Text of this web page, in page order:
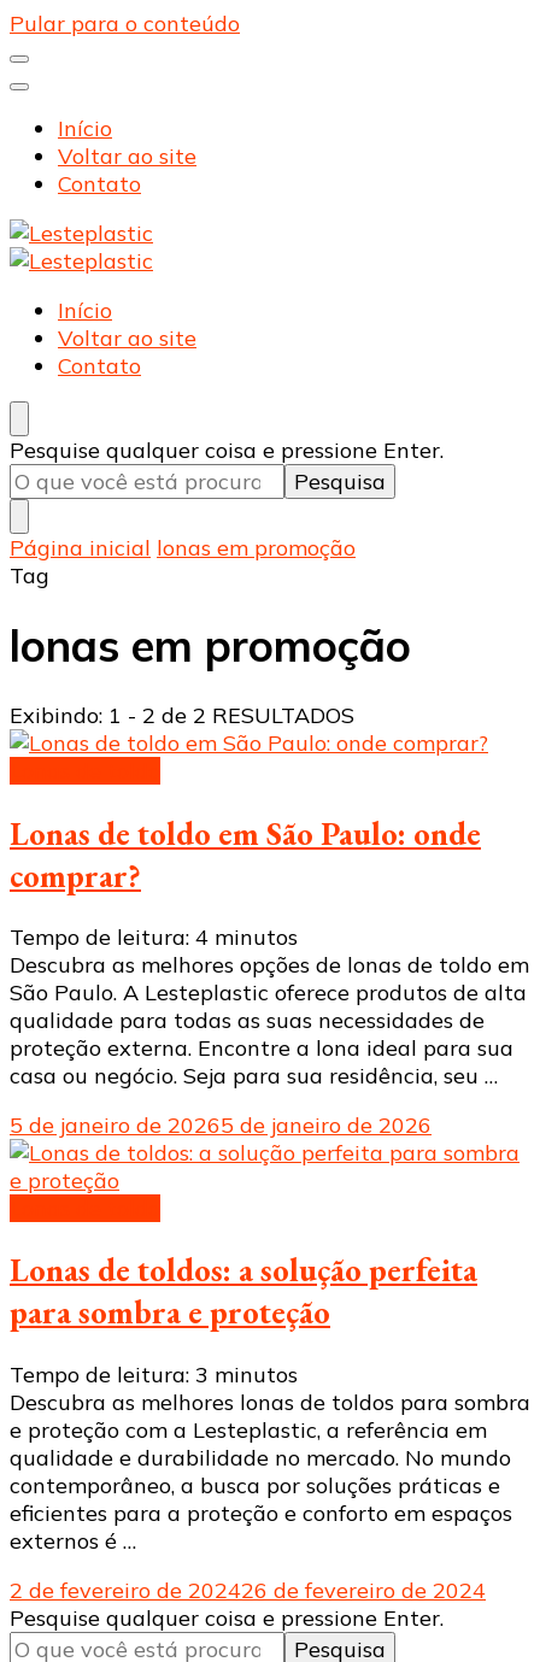
Pular para o conteúdo
Início
Voltar ao site
Contato
Lesteplastic
Blog – Lesteplastic
Lesteplastic
Blog – Lesteplastic
Início
Voltar ao site
Contato
Procurando
algo?
Pesquise qualquer coisa e pressione Enter.
Página inicial lonas em promoção
Tag
lonas em promoção
Exibindo: 1 - 2 de 2 RESULTADOS
Lonas de toldo em São Paulo: onde
comprar?
Tempo de leitura: 4 minutos
Descubra as melhores opções de lonas de toldo em
São Paulo. A Lesteplastic oferece produtos de alta
qualidade para todas as suas necessidades de
proteção externa. Encontre a lona ideal para sua
casa ou negócio. Seja para sua residência, seu …
5 de janeiro de 20265 de janeiro de 2026
Lonas de toldos: a solução perfeita
para sombra e proteção
Tempo de leitura: 3 minutos
Descubra as melhores lonas de toldos para sombra
e proteção com a Lesteplastic, a referência em
qualidade e durabilidade no mercado. No mundo
contemporâneo, a busca por soluções práticas e
eficientes para a proteção e conforto em espaços
externos é …
2 de fevereiro de 202426 de fevereiro de 2024
Procurando
algo?
Pesquise qualquer coisa e pressione Enter.